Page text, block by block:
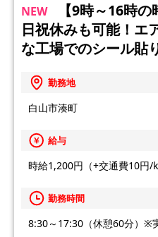
NEW
【9時～16時
日祝休みも可能！エ
な工場でのシール貼
勤務地
白山市湊町
給与
時給1,200円（+交通費10円/
勤務時間
8:30～17:30（休憩60分）※